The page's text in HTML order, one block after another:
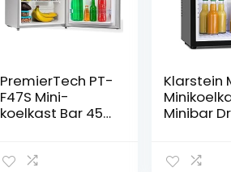
PremierTech PT-
F47S Mini-
koelkast Bar 45 l,
staal, voor thuis,
Klarstein
Minibar
geruisloze